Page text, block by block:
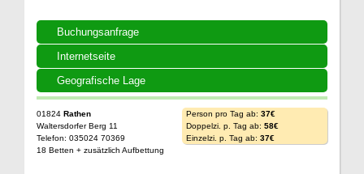
Buchungsanfrage
Internetseite
Geografische Lage
01824 Rathen
Waltersdorfer Berg 11
Telefon: 035024 70369
18 Betten + zusätzlich Aufbettung
Person pro Tag ab: 37€
Doppelzi. p. Tag ab: 58€
Einzelzi. p. Tag ab: 37€